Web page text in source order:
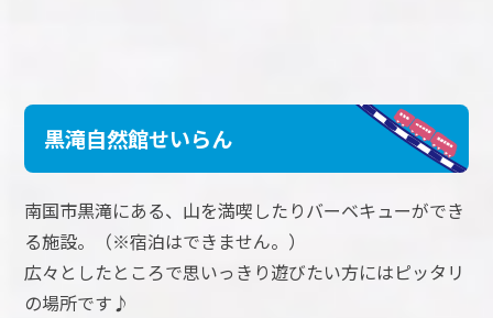
黒滝自然館せいらん
南国市黒滝にある、山を満喫したりバーベキューができ
る施設。（※宿泊はできません。）
広々としたところで思いっきり遊びたい方にはピッタリ
の場所です♪